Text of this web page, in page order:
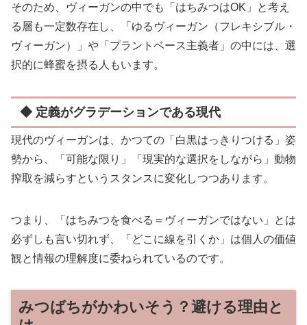
そのため、ヴィーガンの中でも「はちみつはOK」と考え
る層も一定数存在し、「ゆるヴィーガン（フレキシブル・
ヴィーガン）」や「プラントベース主義者」の中には、選
択的に蜂蜜を摂る人もいます。
◆ 定義がグラデーションである現代
現代のヴィーガンは、かつての「白黒はっきりつける」姿
勢から、「可能な限り」「現実的な選択をしながら」動物
搾取を減らすというスタンスに変化しつつあります。
つまり、「はちみつを食べる＝ヴィーガンではない」とは
必ずしも言い切れず、「どこに線を引くか」は個人の価値
観と情報の理解度に委ねられているのです。
みつばちがかわいそう？避ける理由と